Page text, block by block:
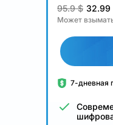
95.9 $ 32.99
Может
7-дневная